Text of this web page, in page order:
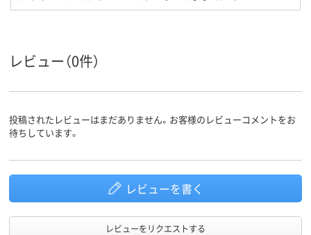
レビュー（0件）
投稿されたレビューはまだありません。お客様のレビューコメントをお
待ちしています。
レビューを書く
レビューをリクエストする